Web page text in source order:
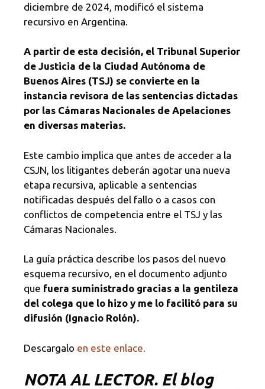
diciembre de 2024, modificó el sistema
recursivo en Argentina.
A partir de esta decisión, el Tribunal Superior
de Justicia de la Ciudad Autónoma de
Buenos Aires (TSJ) se convierte en la
instancia revisora de las sentencias dictadas
por las Cámaras Nacionales de Apelaciones
en diversas materias.
Este cambio implica que antes de acceder a la
CSJN, los litigantes deberán agotar una nueva
etapa recursiva, aplicable a sentencias
notificadas después del fallo o a casos con
conflictos de competencia entre el TSJ y las
Cámaras Nacionales.
La guía práctica describe los pasos del nuevo
esquema recursivo, en el documento adjunto
que fuera suministrado gracias a la gentileza
del colega que lo hizo y me lo facilitó para su
difusión (Ignacio Rolón).
Descargalo en este enlace.
NOTA AL LECTOR. El blog